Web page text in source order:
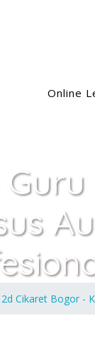
Online
Cikaret Bogor -